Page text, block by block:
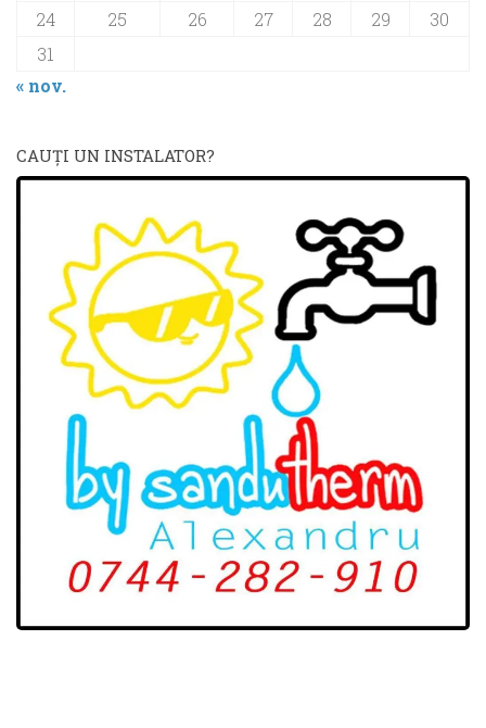
24
25 26 27 28 29
30
31
« nov.
CAUŢI UN INSTALATOR?